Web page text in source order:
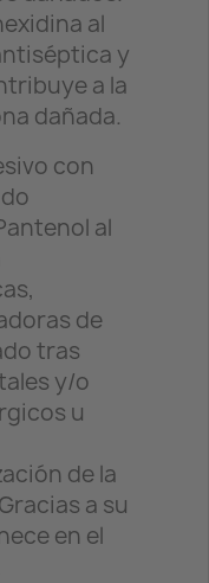
al
y
a la
dañada.
con
al
de
tras
y/o
u
de la
a su
en el